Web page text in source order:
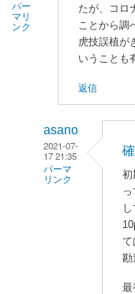
パー
マリ
ンク
たが、コロ
ことから調
虎技誤植が
いうことも
返信
asano
2021-07-
17 21:35
パーマ
リンク
初
し
て
勘
最